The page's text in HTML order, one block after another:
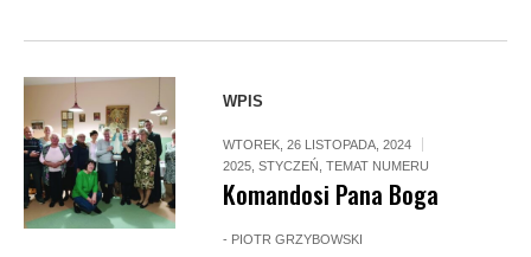
WPIS
WTOREK, 26 LISTOPADA, 2024
2025 ,STYCZEŃ ,TEMAT NUMERU
Komandosi Pana Boga
- PIOTR GRZYBOWSKI